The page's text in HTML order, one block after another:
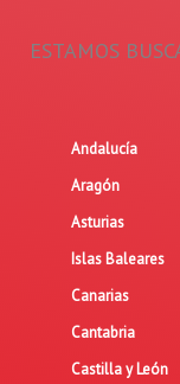
ESTAMOS
Andalucía
Aragón
Asturias
Islas Baleares
Canarias
Cantabria
Castilla y León